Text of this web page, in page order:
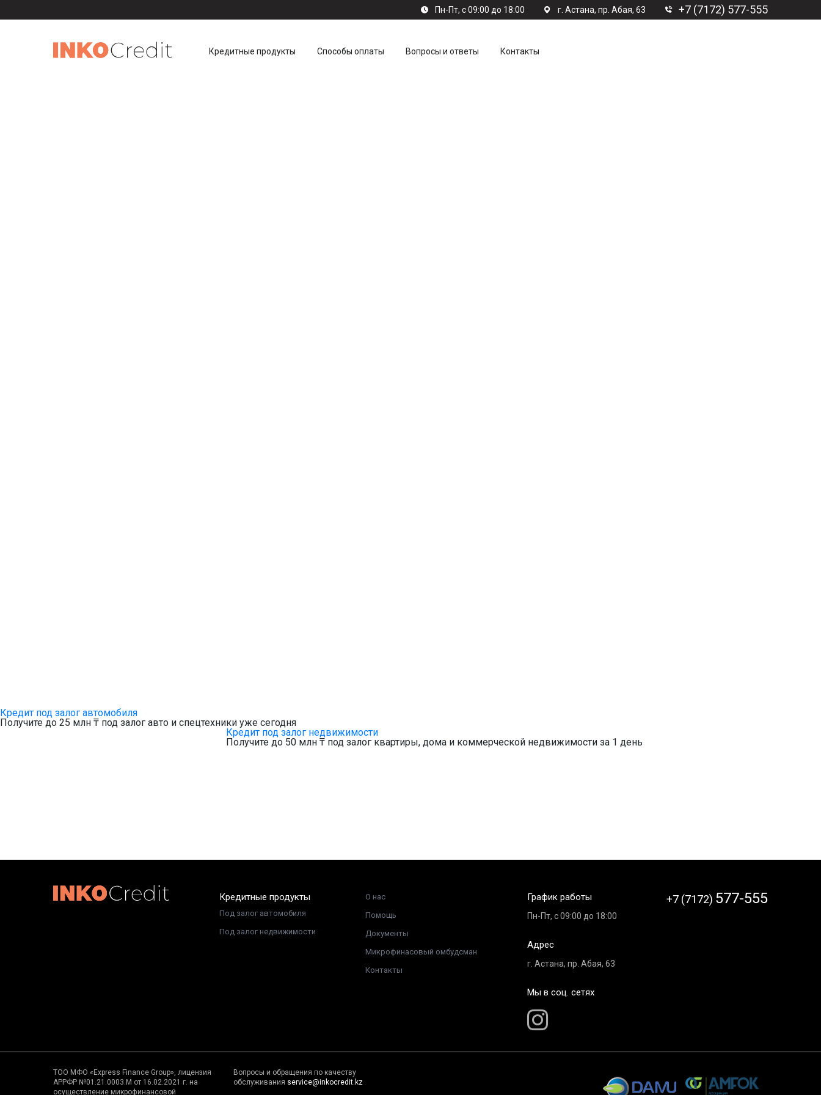
Пн-Пт, с 09:00 до 18:00 г. Астана, пр. Абая, 63 +7 (7172) 577-555
Кредитные продукты Способы оплаты Вопросы и ответы Контакты
Кредит под залог автомобиля
Получите до 25 млн ₸ под залог авто и спецтехники уже сегодня
Кредит под залог недвижимости
Получите до 50 млн ₸ под залог квартиры, дома и коммерческой недвижимости за 1 день
Кредитные продукты
Под залог автомобиля
Под залог недвижимости
О нас
Помощь
Документы
Микрофинасовый омбудсман
Контакты
График работы
Пн-Пт, с 09:00 до 18:00
Адрес
г. Астана, пр. Абая, 63
Мы в соц. сетях
+7 (7172) 577-555
ТОО МФО «Express Finance Group», лицензия
АРРФР №01.21.0003.М от 16.02.2021 г. на
осуществление микрофинансовой
Вопросы и обращения по качеству
обслуживания service@inkocredit.kz